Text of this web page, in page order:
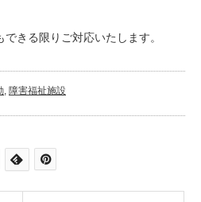
きる限りご対応いたします。
障害福祉施設